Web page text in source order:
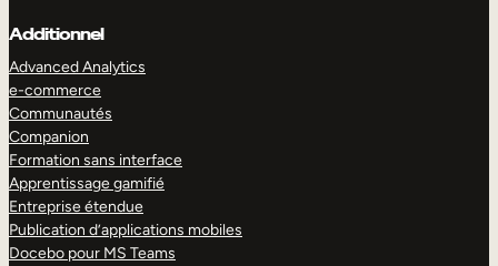
Additionnel
Advanced Analytics
e-commerce
Communautés
Companion
Formation sans interface
Apprentissage gamifié
Entreprise étendue
Publication d’applications mobiles
Docebo pour MS Teams